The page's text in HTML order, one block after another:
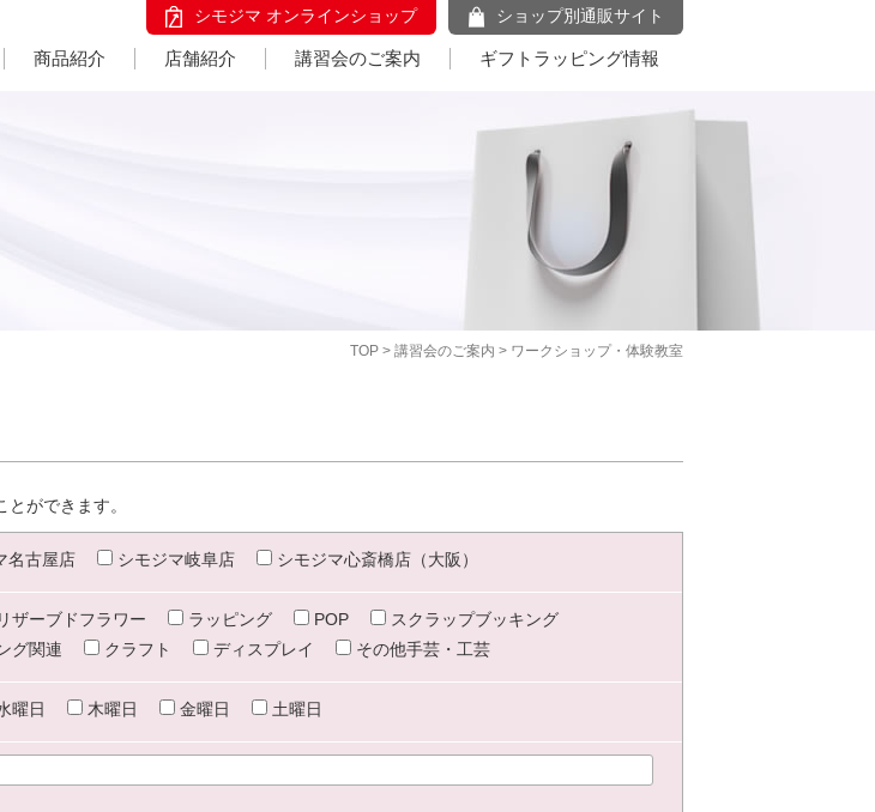
シモジマ オンラインショップ ショップ別通販サイト
商品紹介 店舗紹介 講習会のご案内 ギフトラッピング情報
TOP > 講習会のご案内 > ワークショップ・体験教室
ができます。
名古屋店 シモジマ岐阜店 シモジマ心斎橋店（大阪）
ザーブドフラワー ラッピング POP
スクラップブッキング
グ関連 クラフト ディスプレイ その他手芸・工芸
曜日 木曜日 金曜日 土曜日